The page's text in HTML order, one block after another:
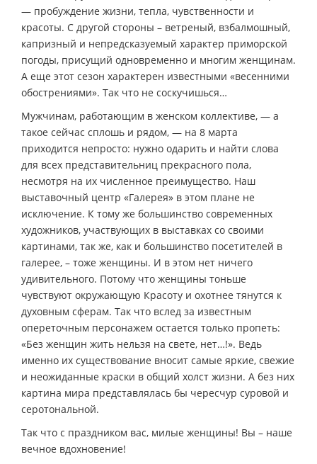
— пробуждение жизни, тепла, чувственности и
красоты. С другой стороны – ветреный, взбалмошный,
капризный и непредсказуемый характер приморской
погоды, присущий одновременно и многим женщинам.
А еще этот сезон характерен известными «весенними
обострениями». Так что не соскучишься…
Мужчинам, работающим в женском коллективе, — а
такое сейчас сплошь и рядом, — на 8 марта
приходится непросто: нужно одарить и найти слова
для всех представительниц прекрасного пола,
несмотря на их численное преимущество. Наш
выставочный центр «Галерея» в этом плане не
исключение. К тому же большинство современных
художников, участвующих в выставках со своими
картинами, так же, как и большинство посетителей в
галерее, – тоже женщины. И в этом нет ничего
удивительного. Потому что женщины тоньше
чувствуют окружающую Красоту и охотнее тянутся к
духовным сферам. Так что вслед за известным
опереточным персонажем остается только пропеть:
«Без женщин жить нельзя на свете, нет…!». Ведь
именно их существование вносит самые яркие, свежие
и неожиданные краски в общий холст жизни. А без них
картина мира представлялась бы чересчур суровой и
серотональной.
Так что с праздником вас, милые женщины! Вы – наше
вечное вдохновение!